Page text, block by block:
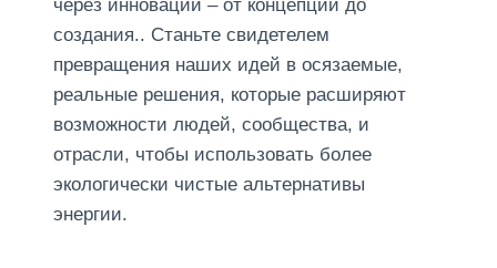
через инновации – от концепции до
создания.. Станьте свидетелем
превращения наших идей в осязаемые,
реальные решения, которые расширяют
возможности людей, сообщества, и
отрасли, чтобы использовать более
экологически чистые альтернативы
энергии.